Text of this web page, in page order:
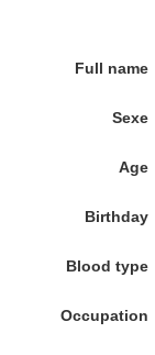
Full name
Sexe
Age
Birthday
Blood type
Occupation